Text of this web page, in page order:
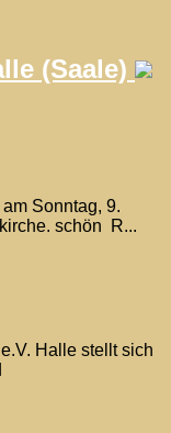
(Saale)
Sonntag, 9.
schön R...
Halle stellt sich